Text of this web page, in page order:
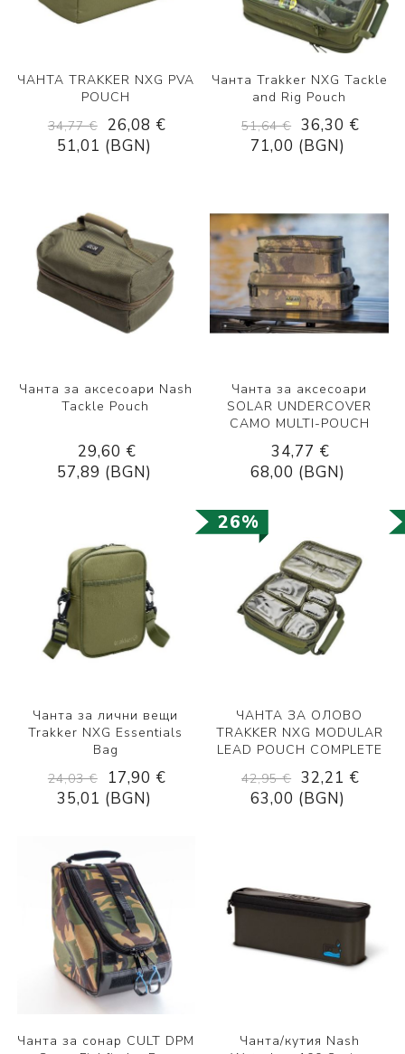
ЧАНТА TRAKKER NXG PVA
POUCH
34,77 €
26,08 €
51,01 (BGN)
Чанта Trakker NXG Tackle
and Rig Pouch
51,64 € 36,30 €
71,00 (BGN)
Чанта за аксесоари Nash
Tackle Pouch
29,60 €
57,89 (BGN)
Чанта за аксесоари
SOLAR UNDERCOVER
CAMO MULTI-POUCH
34,77 €
68,00 (BGN)
26%
Чанта за лични вещи
Trakker NXG Essentials
Bag
24,03 €
17,90 €
35,01 (BGN)
ЧАНТА ЗА ОЛОВО
TRAKKER NXG MODULAR
LEAD POUCH COMPLETE
42,95 € 32,21 €
63,00 (BGN)
Чанта за сонар CULT DPM
Чанта/кутия Nash